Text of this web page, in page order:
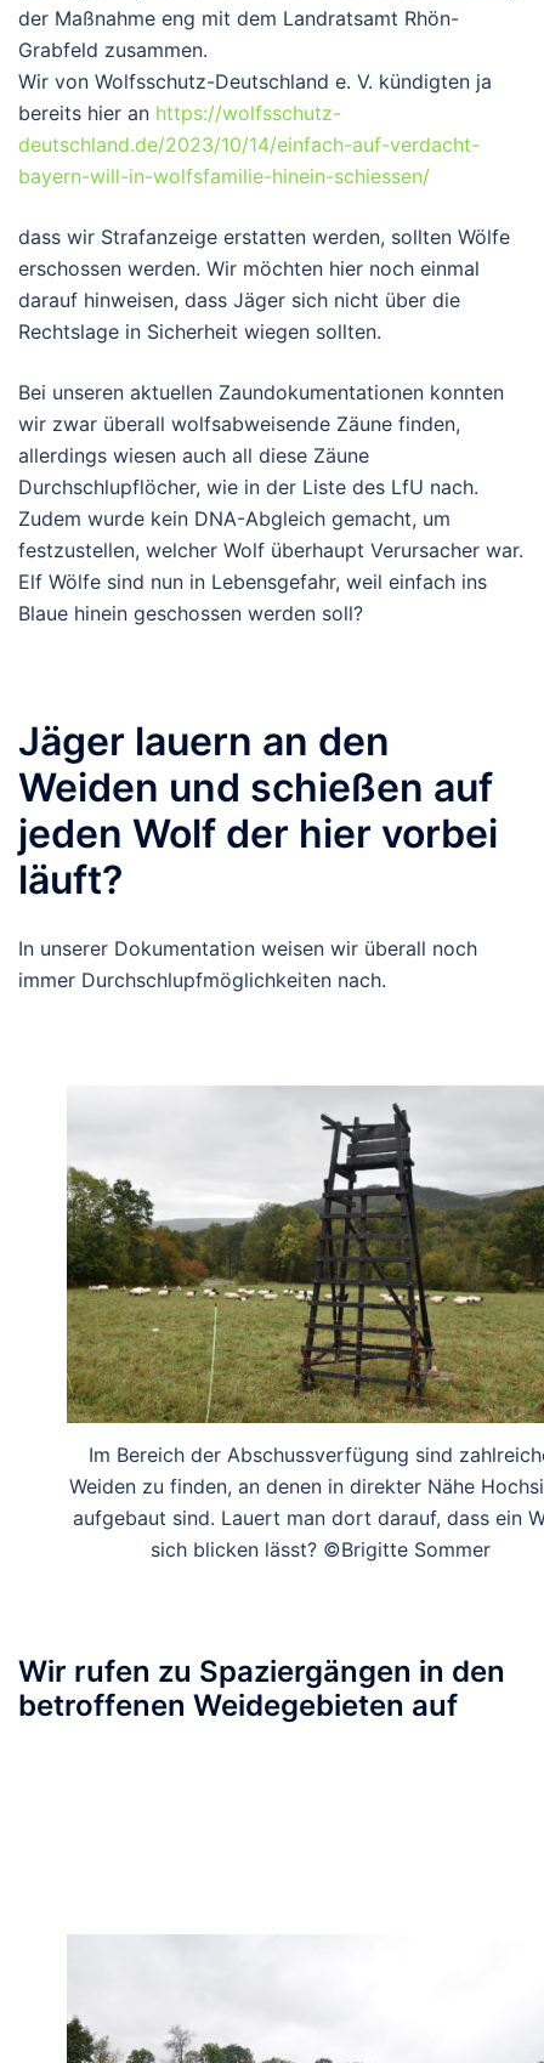
der Maßnahme eng mit dem Landratsamt Rhön-
Grabfeld zusammen.
Wir von Wolfsschutz-Deutschland e. V. kündigten ja
bereits hier an https://wolfsschutz-
deutschland.de/2023/10/14/einfach-auf-verdacht-
bayern-will-in-wolfsfamilie-hinein-schiessen/
dass wir Strafanzeige erstatten werden, sollten Wölfe
erschossen werden. Wir möchten hier noch einmal
darauf hinweisen, dass Jäger sich nicht über die
Rechtslage in Sicherheit wiegen sollten.
Bei unseren aktuellen Zaundokumentationen konnten
wir zwar überall wolfsabweisende Zäune finden,
allerdings wiesen auch all diese Zäune
Durchschlupflöcher, wie in der Liste des LfU nach.
Zudem wurde kein DNA-Abgleich gemacht, um
festzustellen, welcher Wolf überhaupt Verursacher war.
Elf Wölfe sind nun in Lebensgefahr, weil einfach ins
Blaue hinein geschossen werden soll?
Jäger lauern an den
Weiden und schießen auf
jeden Wolf der hier vorbei
läuft?
In unserer Dokumentation weisen wir überall noch
immer Durchschlupfmöglichkeiten nach.
Im Bereich der Abschussverfügung sind
Weiden zu finden, an denen in direkter Nähe
aufgebaut sind. Lauert man dort darauf, dass ein
sich blicken lässt? ©Brigitte Sommer
Wir rufen zu Spaziergängen in den
betroffenen Weidegebieten auf